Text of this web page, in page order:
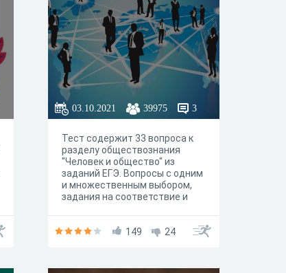
03.10.2021 39975 3
Тест содержит 33 вопроса к
разделу обществознания
"Человек и общество" из
заданий ЕГЭ. Вопросы с одним
и множественным выбором,
задания на соответствие и
149 24